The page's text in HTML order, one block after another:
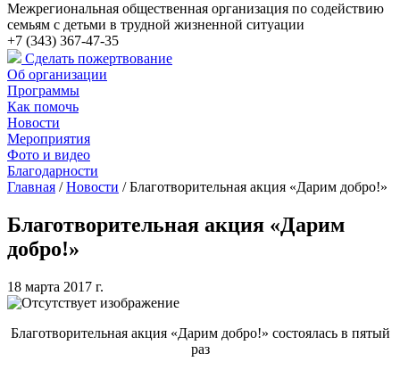
Межрегиональная общественная организация по содействию
семьям с детьми в трудной жизненной ситуации
+7 (343) 367-47-35
Сделать пожертвование
Об организации
Программы
Как помочь
Новости
Мероприятия
Фото и видео
Благодарности
Главная /Новости /Благотворительная акция «Дарим добро!»
Благотворительная акция «Дарим
добро!»
18 марта 2017 г.
Благотворительная акция «Дарим добро!» состоялась в пятый
раз